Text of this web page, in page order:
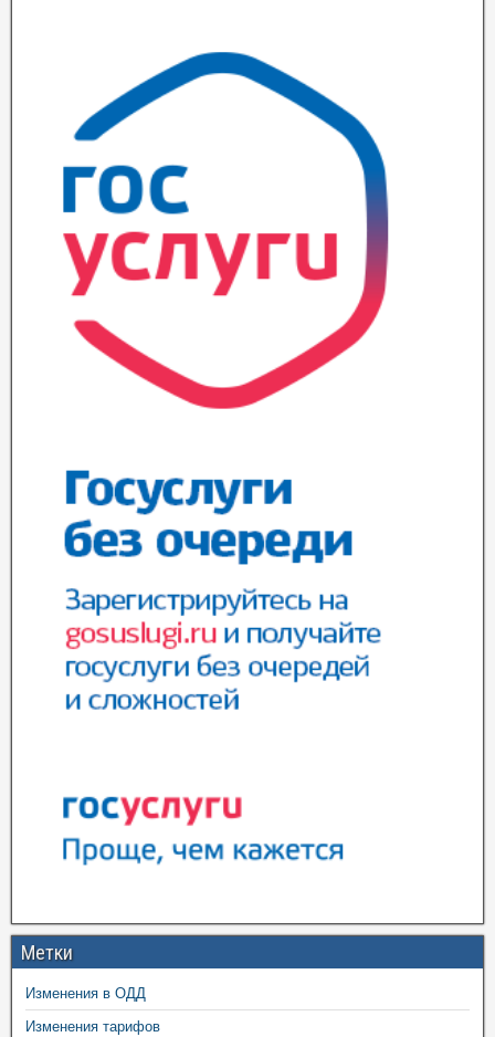
Метки
Изменения в ОДД
Изменения тарифов